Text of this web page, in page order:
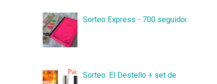
Sorteo Express - 700 seguidores
Sorteo: El Destello + set de